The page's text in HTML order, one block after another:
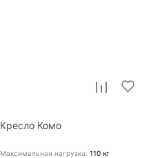
Кресло Комо
Максимальная нагрузка: 110 кг